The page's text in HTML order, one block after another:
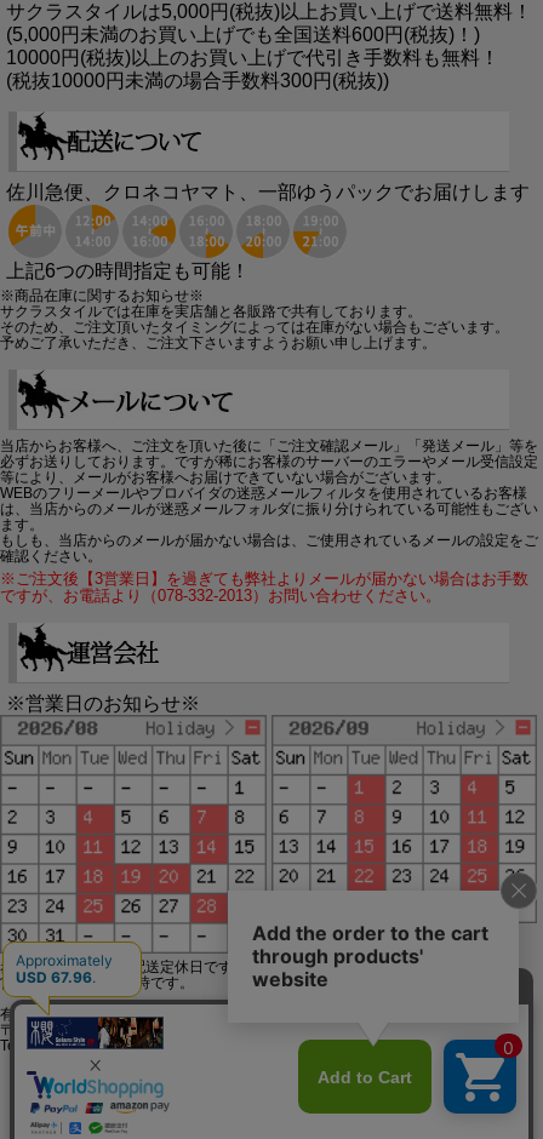
サクラスタイルは5,000円(税抜)以上お買い上げで送料無料！
(5,000円未満のお買い上げでも全国送料600円(税抜)！)
10000円(税抜)以上のお買い上げで代引き手数料も無料！
(税抜10000円未満の場合手数料300円(税抜))
佐川急便、クロネコヤマト、一部ゆうパックでお届けします
上記6つの時間指定も可能！
※商品在庫に関するお知らせ※
サクラスタイルでは在庫を実店舗と各販路で共有しております。
そのため、ご注文頂いたタイミングによっては在庫がない場合もございます。
予めご了承いただき、ご注文下さいますようお願い申し上げます。
当店からお客様へ、ご注文を頂いた後に「ご注文確認メール」「発送メール」等を
必ずお送りしております。ですが稀にお客様のサーバーのエラーやメール受信設定
等により、メールがお客様へお届けできていない場合がございます。
WEBのフリーメールやプロバイダの迷惑メールフィルタを使用されているお客様
は、当店からのメールが迷惑メールフォルダに振り分けられている可能性もござい
ます。
もしも、当店からのメールが届かない場合は、ご使用されているメールの設定をご
確認ください。
※ご注文後【3営業日】を過ぎても弊社よりメールが届かない場合はお手数
ですが、お電話より（078-332-2013）お問い合わせください。
※営業日のお知らせ※
赤字で塗られた日は配送定休日です。
営業時間は11時～19時です。
有限会社ジップジップ SakuraStyle通販事業部
〒650-0021 神戸市中央区三宮町3-9-19イトウビル1,4F
Tel:078-332-2013 FAX:078-333-6644
SSL/TLSとは?